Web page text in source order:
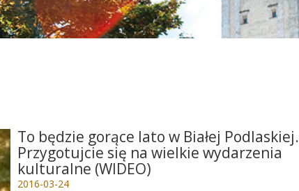
To będzie gorące lato w Białej Podlaskiej.
Przygotujcie się na wielkie wydarzenia
kulturalne (WIDEO)
2016-03-24